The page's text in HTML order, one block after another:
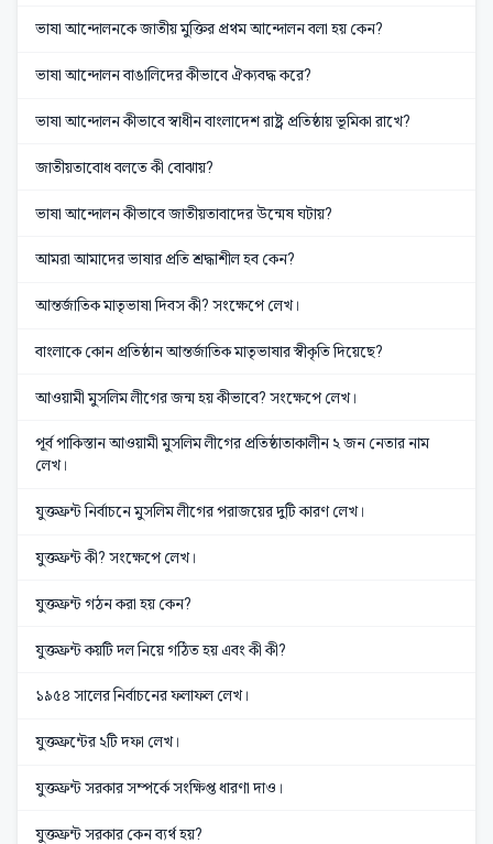
ভাষা আন্দোলনকে জাতীয় মুক্তির প্রথম আন্দোলন বলা হয় কেন?
ভাষা আন্দোলন বাঙালিদের কীভাবে ঐক্যবদ্ধ করে?
ভাষা আন্দোলন কীভাবে স্বাধীন বাংলাদেশ রাষ্ট্র প্রতিষ্ঠায় ভূমিকা রাখে?
জাতীয়তাবোধ বলতে কী বোঝায়?
ভাষা আন্দোলন কীভাবে জাতীয়তাবাদের উন্মেষ ঘটায়?
আমরা আমাদের ভাষার প্রতি শ্রদ্ধাশীল হব কেন?
আন্তর্জাতিক মাতৃভাষা দিবস কী? সংক্ষেপে লেখ।
বাংলাকে কোন প্রতিষ্ঠান আন্তর্জাতিক মাতৃভাষার স্বীকৃতি দিয়েছে?
আওয়ামী মুসলিম লীগের জন্ম হয় কীভাবে? সংক্ষেপে লেখ।
পূর্ব পাকিস্তান আওয়ামী মুসলিম লীগের প্রতিষ্ঠাতাকালীন ২ জন নেতার নাম
লেখ।
যুক্তফ্রন্ট নির্বাচনে মুসলিম লীগের পরাজয়ের দুটি কারণ লেখ।
যুক্তফ্রন্ট কী? সংক্ষেপে লেখ।
যুক্তফ্রন্ট গঠন করা হয় কেন?
যুক্তফ্রন্ট কয়টি দল নিয়ে গঠিত হয় এবং কী কী?
১৯৫৪ সালের নির্বাচনের ফলাফল লেখ।
যুক্তফ্রন্টের ২টি দফা লেখ।
যুক্তফ্রন্ট সরকার সম্পর্কে সংক্ষিপ্ত ধারণা দাও।
যুক্তফ্রন্ট সরকার কেন ব্যর্থ হয়?